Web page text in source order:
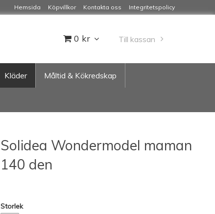
Hemsida Köpvillkor Kontakta oss Integritetspolicy
0 kr Till kassan
Kläder Måltid & Kökredskap
Solidea Wondermodel maman
140 den
Storlek